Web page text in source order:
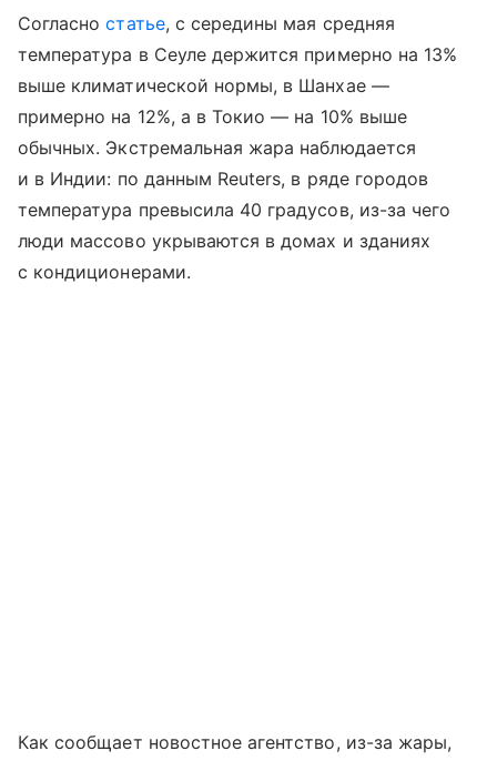
Согласностатье, с середины мая средняя
температура в Сеуле держится примерно на 13%
выше климатической нормы, в Шанхае —
примерно на 12%, а в Токио — на 10% выше
обычных. Экстремальная жара наблюдается
и в Индии: по данным Reuters, в ряде городов
температура превысила 40 градусов, из-за чего
люди массово укрываются в домах и зданиях
с кондиционерами.
Как сообщает новостное агентство, из-за жары,